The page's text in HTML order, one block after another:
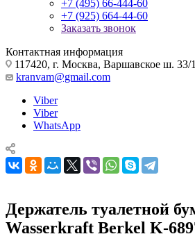
+7 (495) 66-444-60
+7 (925) 664-44-60
Заказать звонок
Контактная информация
117420, г. Москва, Варшавское ш. 33/
kranvam@gmail.com
Viber
Viber
WhatsApp
Держатель туалетной
Wasserkraft Berkel K-